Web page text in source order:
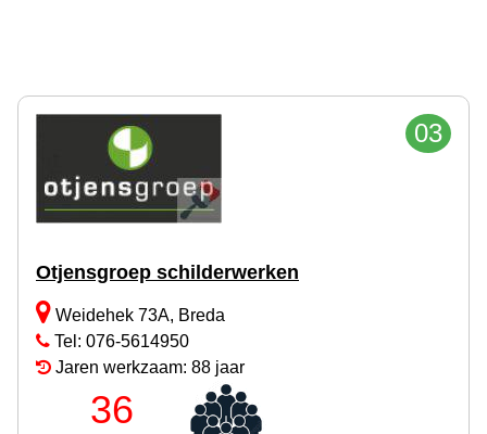
03
Otjensgroep schilderwerken
Weidehek 73A, Breda
Tel: 076-5614950
Jaren werkzaam: 88 jaar
36